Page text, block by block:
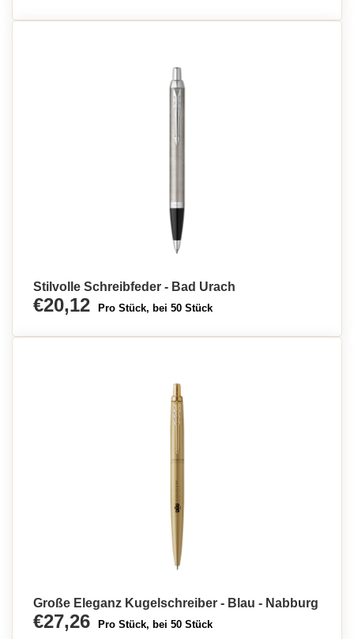
Stilvolle Schreibfeder - Bad Urach
€20,12 Pro Stück, bei 50 Stück
Große Eleganz Kugelschreiber - Blau - Nabburg
€27,26 Pro Stück, bei 50 Stück